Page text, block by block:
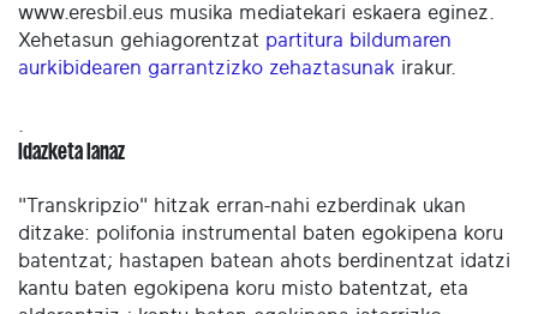
www.eresbil.eus musika mediatekari eskaera eginez.
Xehetasun gehiagorentzat partitura bildumaren
aurkibidearen garrantzizko zehaztasunak irakur.
Idazketa lanaz
"Transkripzio" hitzak erran-nahi ezberdinak ukan
ditzake: polifonia instrumental baten egokipena koru
batentzat; hastapen batean ahots berdinentzat idatzi
kantu baten egokipena koru misto batentzat, eta